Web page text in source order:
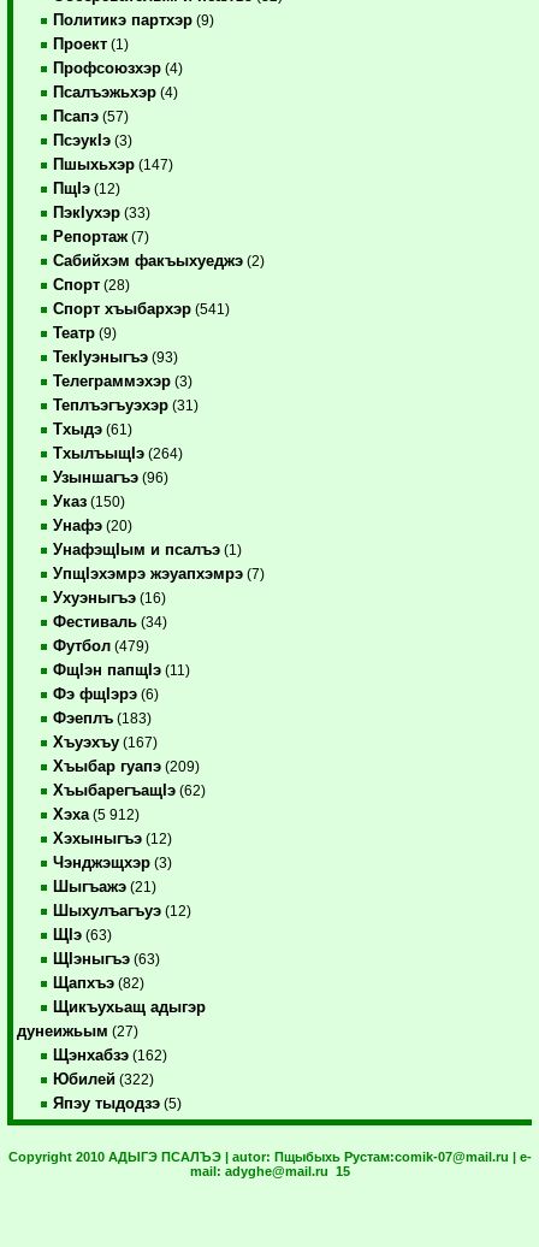
Политикэ партхэр (9)
Проект (1)
Профсоюзхэр (4)
Псалъэжьхэр (4)
Псапэ (57)
ПсэукIэ (3)
Пшыхьхэр (147)
ПщIэ (12)
ПэкIухэр (33)
Репортаж (7)
Сабийхэм факъыхуеджэ (2)
Спорт (28)
Спорт хъыбархэр (541)
Театр (9)
ТекIуэныгъэ (93)
Телеграммэхэр (3)
Теплъэгъуэхэр (31)
Тхыдэ (61)
ТхылъыщIэ (264)
Узыншагъэ (96)
Указ (150)
Унафэ (20)
УнафэщIым и псалъэ (1)
УпщIэхэмрэ жэуапхэмрэ (7)
Ухуэныгъэ (16)
Фестиваль (34)
Футбол (479)
ФщIэн папщIэ (11)
Фэ фщIэрэ (6)
Фэеплъ (183)
Хъуэхъу (167)
Хъыбар гуапэ (209)
ХъыбарегъащIэ (62)
Хэха (5 912)
Хэхыныгъэ (12)
Чэнджэщхэр (3)
Шыгъажэ (21)
Шыхулъагъуэ (12)
ЩIэ (63)
ЩIэныгъэ (63)
Щапхъэ (82)
Щикъухьащ адыгэр
дунеижьым (27)
Щэнхабзэ (162)
Юбилей (322)
Япэу тыдодзэ (5)
Copyright 2010 АДЫГЭ ПСАЛЪЭ | autor: Пщыбыхь Рустам:comik-07@mail.ru | e-
mail: adyghe@mail.ru 15